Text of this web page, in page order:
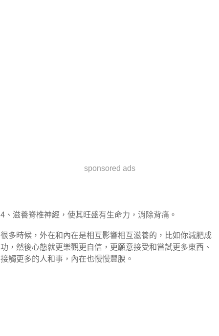
sponsored ads
4、滋養脊椎神經，使其旺盛有生命力，消除背痛。
很多時候，外在和內在是相互影響相互滋養的，比如你減肥成
功，然後心態就更樂觀更自信，更願意接受和嘗試更多東西、
接觸更多的人和事，內在也慢慢豐腴。